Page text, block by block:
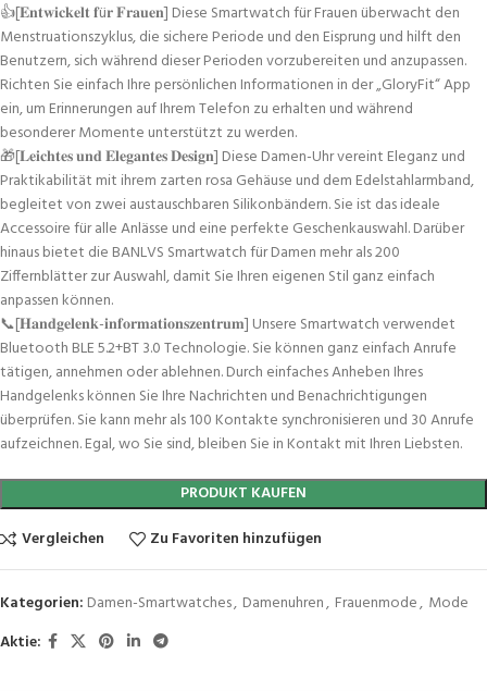
👍[𝐄𝐧𝐭𝐰𝐢𝐜𝐤𝐞𝐥𝐭 𝐟ü𝐫 𝐅𝐫𝐚𝐮𝐞𝐧] Diese Smartwatch für Frauen überwacht den
Menstruationszyklus, die sichere Periode und den Eisprung und hilft den
Benutzern, sich während dieser Perioden vorzubereiten und anzupassen.
Richten Sie einfach Ihre persönlichen Informationen in der „GloryFit“ App
ein, um Erinnerungen auf Ihrem Telefon zu erhalten und während
besonderer Momente unterstützt zu werden.
🎁[𝐋𝐞𝐢𝐜𝐡𝐭𝐞𝐬 𝐮𝐧𝐝 𝐄𝐥𝐞𝐠𝐚𝐧𝐭𝐞𝐬 𝐃𝐞𝐬𝐢𝐠𝐧] Diese Damen-Uhr vereint Eleganz und
Praktikabilität mit ihrem zarten rosa Gehäuse und dem Edelstahlarmband,
begleitet von zwei austauschbaren Silikonbändern. Sie ist das ideale
Accessoire für alle Anlässe und eine perfekte Geschenkauswahl. Darüber
hinaus bietet die BANLVS Smartwatch für Damen mehr als 200
Ziffernblätter zur Auswahl, damit Sie Ihren eigenen Stil ganz einfach
anpassen können.
📞[𝐇𝐚𝐧𝐝𝐠𝐞𝐥𝐞𝐧𝐤-𝐢𝐧𝐟𝐨𝐫𝐦𝐚𝐭𝐢𝐨𝐧𝐬𝐳𝐞𝐧𝐭𝐫𝐮𝐦] Unsere Smartwatch verwendet
Bluetooth BLE 5.2+BT 3.0 Technologie. Sie können ganz einfach Anrufe
tätigen, annehmen oder ablehnen. Durch einfaches Anheben Ihres
Handgelenks können Sie Ihre Nachrichten und Benachrichtigungen
überprüfen. Sie kann mehr als 100 Kontakte synchronisieren und 30 Anrufe
aufzeichnen. Egal, wo Sie sind, bleiben Sie in Kontakt mit Ihren Liebsten.
PRODUKT KAUFEN
Vergleichen
Zu Favoriten hinzufügen
Kategorien: Damen-Smartwatches, Damenuhren, Frauenmode, Mode
Aktie: